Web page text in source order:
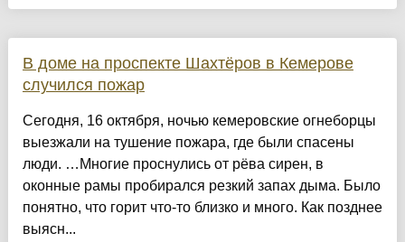
В доме на проспекте Шахтёров в Кемерове
случился пожар
Сегодня, 16 октября, ночью кемеровские огнеборцы
выезжали на тушение пожара, где были спасены
люди. …Многие проснулись от рёва сирен, в
оконные рамы пробирался резкий запах дыма. Было
понятно, что горит что-то близко и много. Как позднее
выясн...